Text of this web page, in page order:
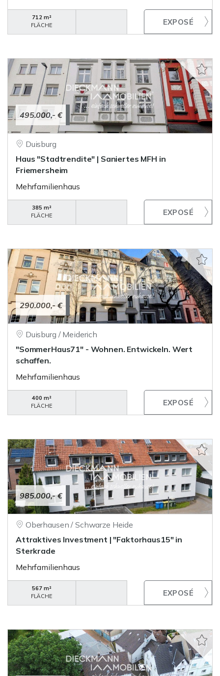
712 m²
FLÄCHE
495.000,- €
Duisburg
Haus "Stadtrendite" | Saniertes MFH in
Friemersheim
Mehrfamilienhaus
385 m²
FLÄCHE
290.000,- €
Duisburg / Meiderich
"SommerHaus71" - Wohnen. Entwickeln. Wert
schaffen.
Mehrfamilienhaus
400 m²
FLÄCHE
985.000,- €
Oberhausen / Schwarze Heide
Attraktives Investment | "Faktorhaus15" in
Sterkrade
Mehrfamilienhaus
567 m²
FLÄCHE